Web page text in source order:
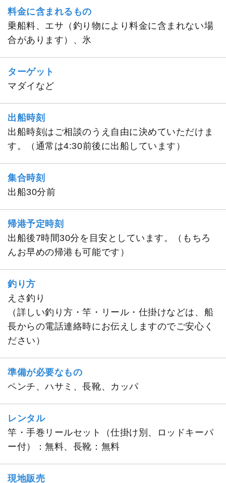
料金に含まれるもの
乗船料、エサ（釣り物により料金に含まれない場
合があります）、氷
ターゲット
マダイなど
出船時刻
出船時刻はご相談のうえ自由に決めていただけま
す。（通常は4:30前後に出船しています）
集合時刻
出船30分前
帰港予定時刻
出船後7時間30分を目安としています。（もちろ
んお早めの帰港も可能です）
釣り方
えさ釣り
（詳しい釣り方・竿・リール・仕掛けなどは、船
長からの電話連絡時にお伝えしますのでご安心く
ださい）
準備が必要なもの
ペンチ、ハサミ、長靴、カッパ
レンタル
竿・手巻リールセット（仕掛け別、ロッドキーパ
ー付）：無料、長靴：無料
現地販売